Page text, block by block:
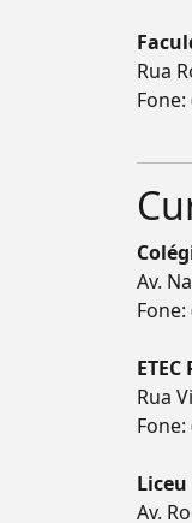
Rua
Fone:
Av.
Fone:
Rua
Fone:
Av.